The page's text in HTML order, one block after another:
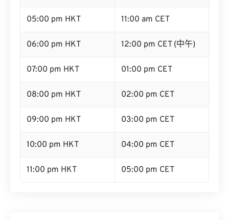
05:00 pm HKT 11:00 am CET
06:00 pm HKT 12:00 pm CET (中午)
07:00 pm HKT 01:00 pm CET
08:00 pm HKT 02:00 pm CET
09:00 pm HKT 03:00 pm CET
10:00 pm HKT 04:00 pm CET
11:00 pm HKT 05:00 pm CET